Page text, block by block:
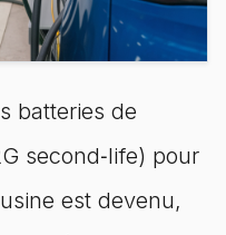
batteries de
second‑life) pour
est devenu,